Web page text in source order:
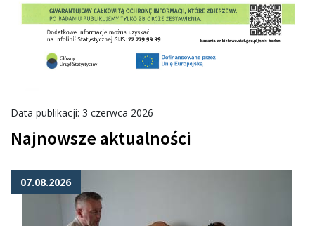
Data publikacji: 3 czerwca 2026
Najnowsze aktualności
07.08.2026